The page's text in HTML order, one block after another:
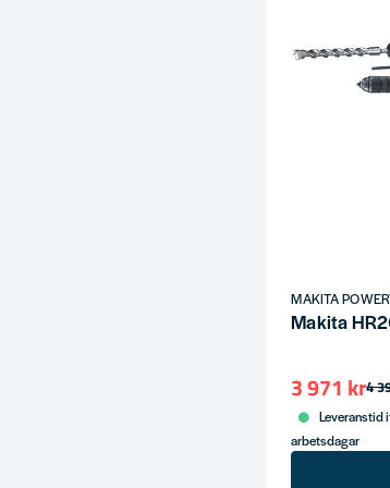
MAKITA
Makita
4
3 971 kr
Leveranstid
arbetsdagar